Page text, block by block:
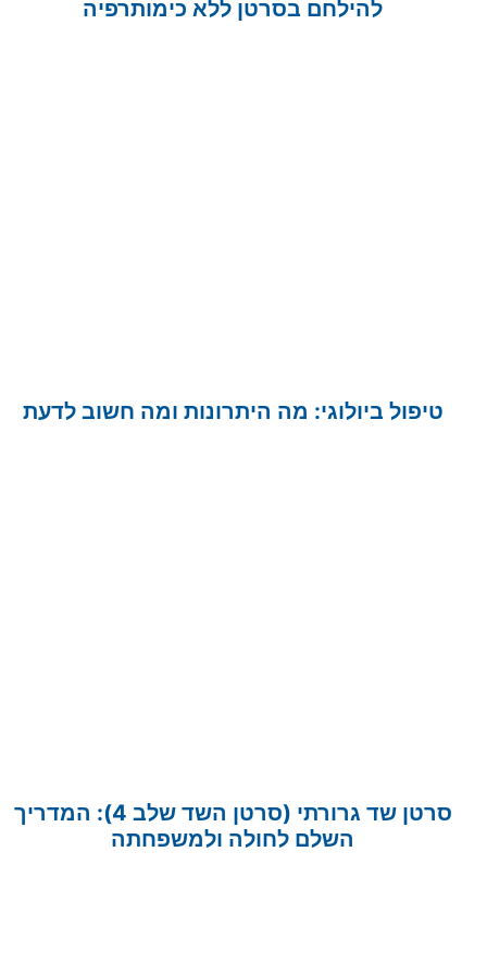
להילחם בסרטן ללא כימותרפיה
טיפול ביולוגי: מה היתרונות ומה חשוב לדעת
סרטן שד גרורתי (סרטן השד שלב 4): המדריך
השלם לחולה ולמשפחתה